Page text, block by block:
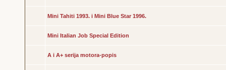
Mini Tahiti 1993. i Mini Blue Star 1996.
Mini Italian Job Special Edition
A i A+ serija motora-popis